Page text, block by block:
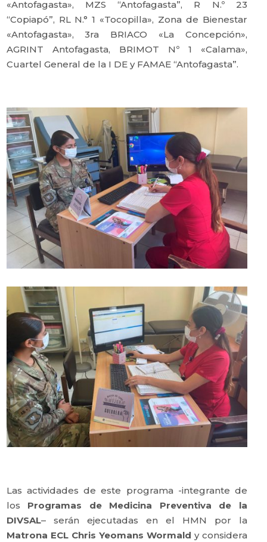
«Antofagasta», MZS “Antofagasta”, R N.º 23
“Copiapó”, RL N.° 1 «Tocopilla», Zona de Bienestar
«Antofagasta», 3ra BRIACO «La Concepción»,
AGRINT Antofagasta, BRIMOT Nº 1 «Calama»,
Cuartel General de la I DE y FAMAE “Antofagasta”.
Las actividades de este programa -integrante de
los Programas de Medicina Preventiva de la
DIVSAL– serán ejecutadas en el HMN por la
Matrona ECL Chris Yeomans Wormald y considera